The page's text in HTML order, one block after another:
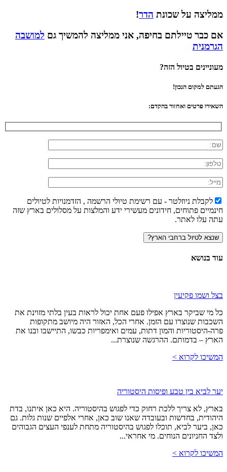
ממליצה על שכונת הדר!
אם כבר טיילתם בחיפה, אני ממליצה להמשיך גם למושבה
הגרמנית
מעוניינים בטיול הזה?
הגעתם למקום הנכון!
השאירו פרטים ואחזור בהקדם:
לקבלת ניוזלטר - עם רשימת טיולי הרשמה , הזדמנויות לטיולים
חינמיים פתוחים, חידונים מעשירי ידע והמלצות על מסלולים בארץ שזה
עתה עלו לאתר.
עוד בנושא
בצל ושמו פקיעין
כל מי שביקר בארץ אפילו פעם אחת יכול לראות בעין בלתי מזוינת את
השכבות שנוצרו עם הזמן. אחרי הכל, האזור היה מיושב מתקופות
פרה-היסטוריות והמון דתות, עמים ואימפריות כבשו, התיישבו ובנו את
הארץ – בדמותם. ההרגשה שנוצרת...
המשיכו לקרוא >
יער לביא בין טבע ופיסות היסטוריה
בארץ, לא צריך ללכת רחוק כדי לפגוש בהיסטוריה. היא כאן איתנו, בדת
היהודית, בחדשות ובעובדה שאנו שוב כאן, אחרי אלפיים שנות גלות. גם
כאן, ביער לביא, תוכלו לפגוש בהיסטוריה מתחת לענפי העצים הגבוהים
ולצד החניונים הנוחים. מי אחראי...
המשיכו לקרוא >